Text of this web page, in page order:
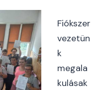
Fiókszer
vezetün
k
megala
kulásak